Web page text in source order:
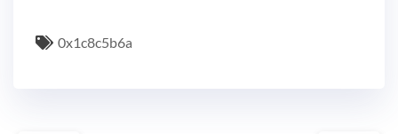
0x1c8c5b6a